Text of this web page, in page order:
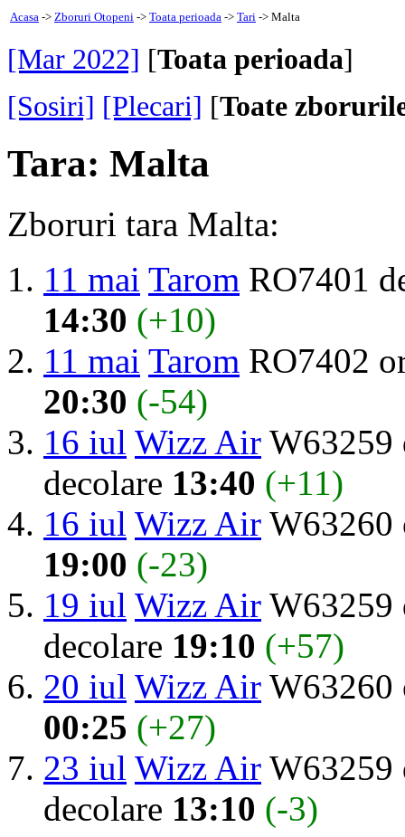
Acasa -> Zboruri Otopeni -> Toata perioada -> Tari -> Malta
[Mar 2022] [Toata perioada]
[Sosiri] [Plecari] [Toate
Tara: Malta
Zboruri tara Malta:
11 mai Tarom RO7401
14:30 (+10)
11 mai Tarom RO7402
20:30 (-54)
16 iul Wizz Air W63259
decolare 13:40 (+11)
16 iul Wizz Air
19:00 (-23)
19 iul Wizz Air W63259
decolare 19:10 (+57)
20 iul Wizz Air
00:25 (+27)
23 iul Wizz Air W63259
decolare 13:10 (-3)